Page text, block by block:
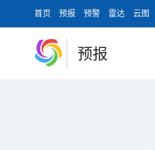
首页 预报 预警 雷达 云图
预报